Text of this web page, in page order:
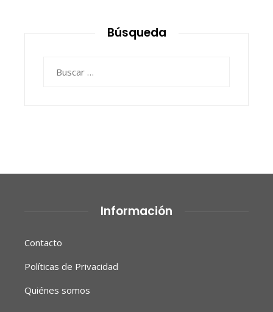
Búsqueda
Información
Contacto
Políticas de Privacidad
Quiénes somos